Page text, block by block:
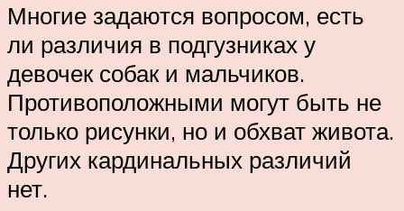
Многие задаются вопросом, есть
ли различия в подгузниках у
девочек собак и мальчиков.
Противоположными могут быть не
только рисунки, но и обхват живота.
Других кардинальных различий
нет.